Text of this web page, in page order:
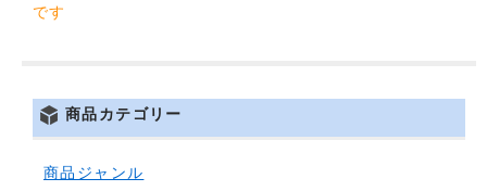
です
商品カテゴリー
商品ジャンル